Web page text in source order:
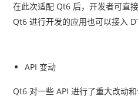
在此次适配 Qt6 后，开发者可直
Qt6 进行开发的应用也可以接入
API 变动
Qt6 对一些 API 进行了重大改动